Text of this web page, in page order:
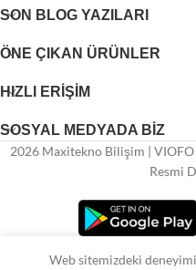
SON BLOG YAZILARI
ÖNE ÇIKAN ÜRÜNLER
HIZLI ERIŞIM
SOSYAL MEDYADA BIZ
2026 Maxitekno Bilişim | VIOFO
Resmi
Web sitemizdeki